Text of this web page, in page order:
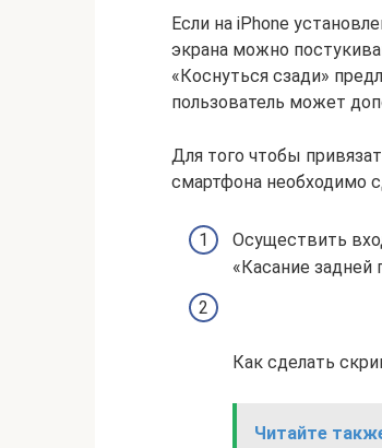
Если на iPhone
экрана можно
«Коснуться сзади»
пользователь может
Для того чтобы
смартфона необходимо
Осуществить
«Касание задней
Как сделать
Читайте